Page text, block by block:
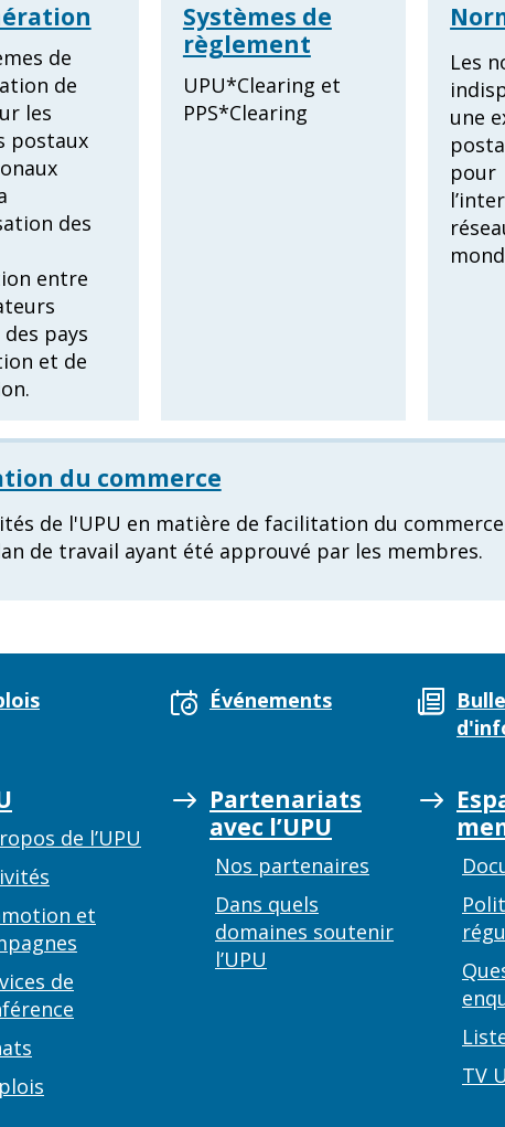
de
de
les
postaux
des
entre
pays
et de
Systèmes de
règlement
UPU*Clearing et
PPS*Clearing
Les
une
pour
du commerce
de l'UPU en matière de facilitation du
de travail ayant été approuvé par les membres.
Événements
de l’UPU
et
de
Partenariats
avec l’UPU
Nos partenaires
Dans quels
domaines soutenir
l’UPU
TV